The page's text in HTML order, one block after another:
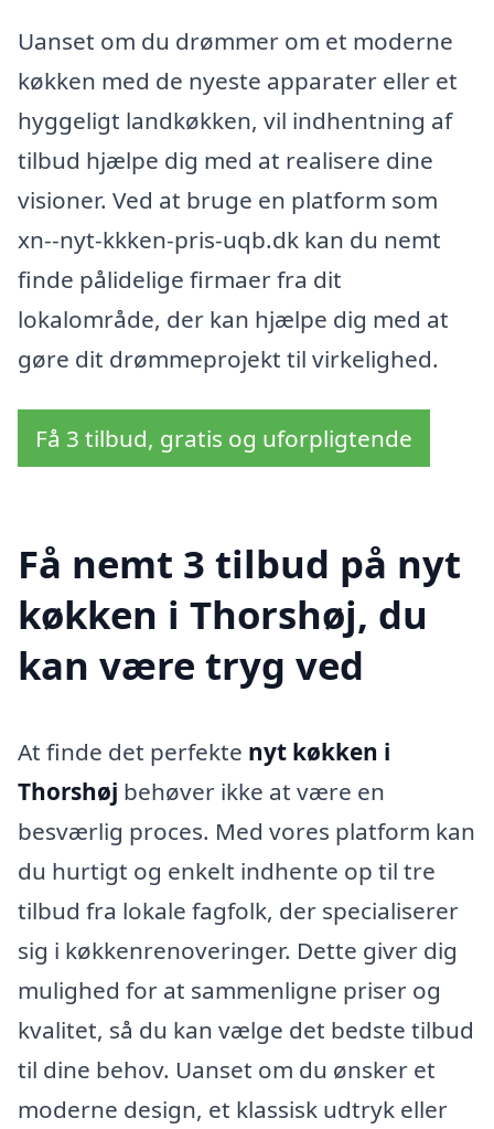
Uanset om du drømmer om et moderne
køkken med de nyeste apparater eller et
hyggeligt landkøkken, vil indhentning af
tilbud hjælpe dig med at realisere dine
visioner. Ved at bruge en platform som
xn--nyt-kkken-pris-uqb.dk kan du nemt
finde pålidelige firmaer fra dit
lokalområde, der kan hjælpe dig med at
gøre dit drømmeprojekt til virkelighed.
Få 3 tilbud, gratis og uforpligtende
Få nemt 3 tilbud på nyt
køkken i Thorshøj, du
kan være tryg ved
At finde det perfekte nyt køkken i
Thorshøj behøver ikke at være en
besværlig proces. Med vores platform kan
du hurtigt og enkelt indhente op til tre
tilbud fra lokale fagfolk, der specialiserer
sig i køkkenrenoveringer. Dette giver dig
mulighed for at sammenligne priser og
kvalitet, så du kan vælge det bedste tilbud
til dine behov. Uanset om du ønsker et
moderne design, et klassisk udtryk eller